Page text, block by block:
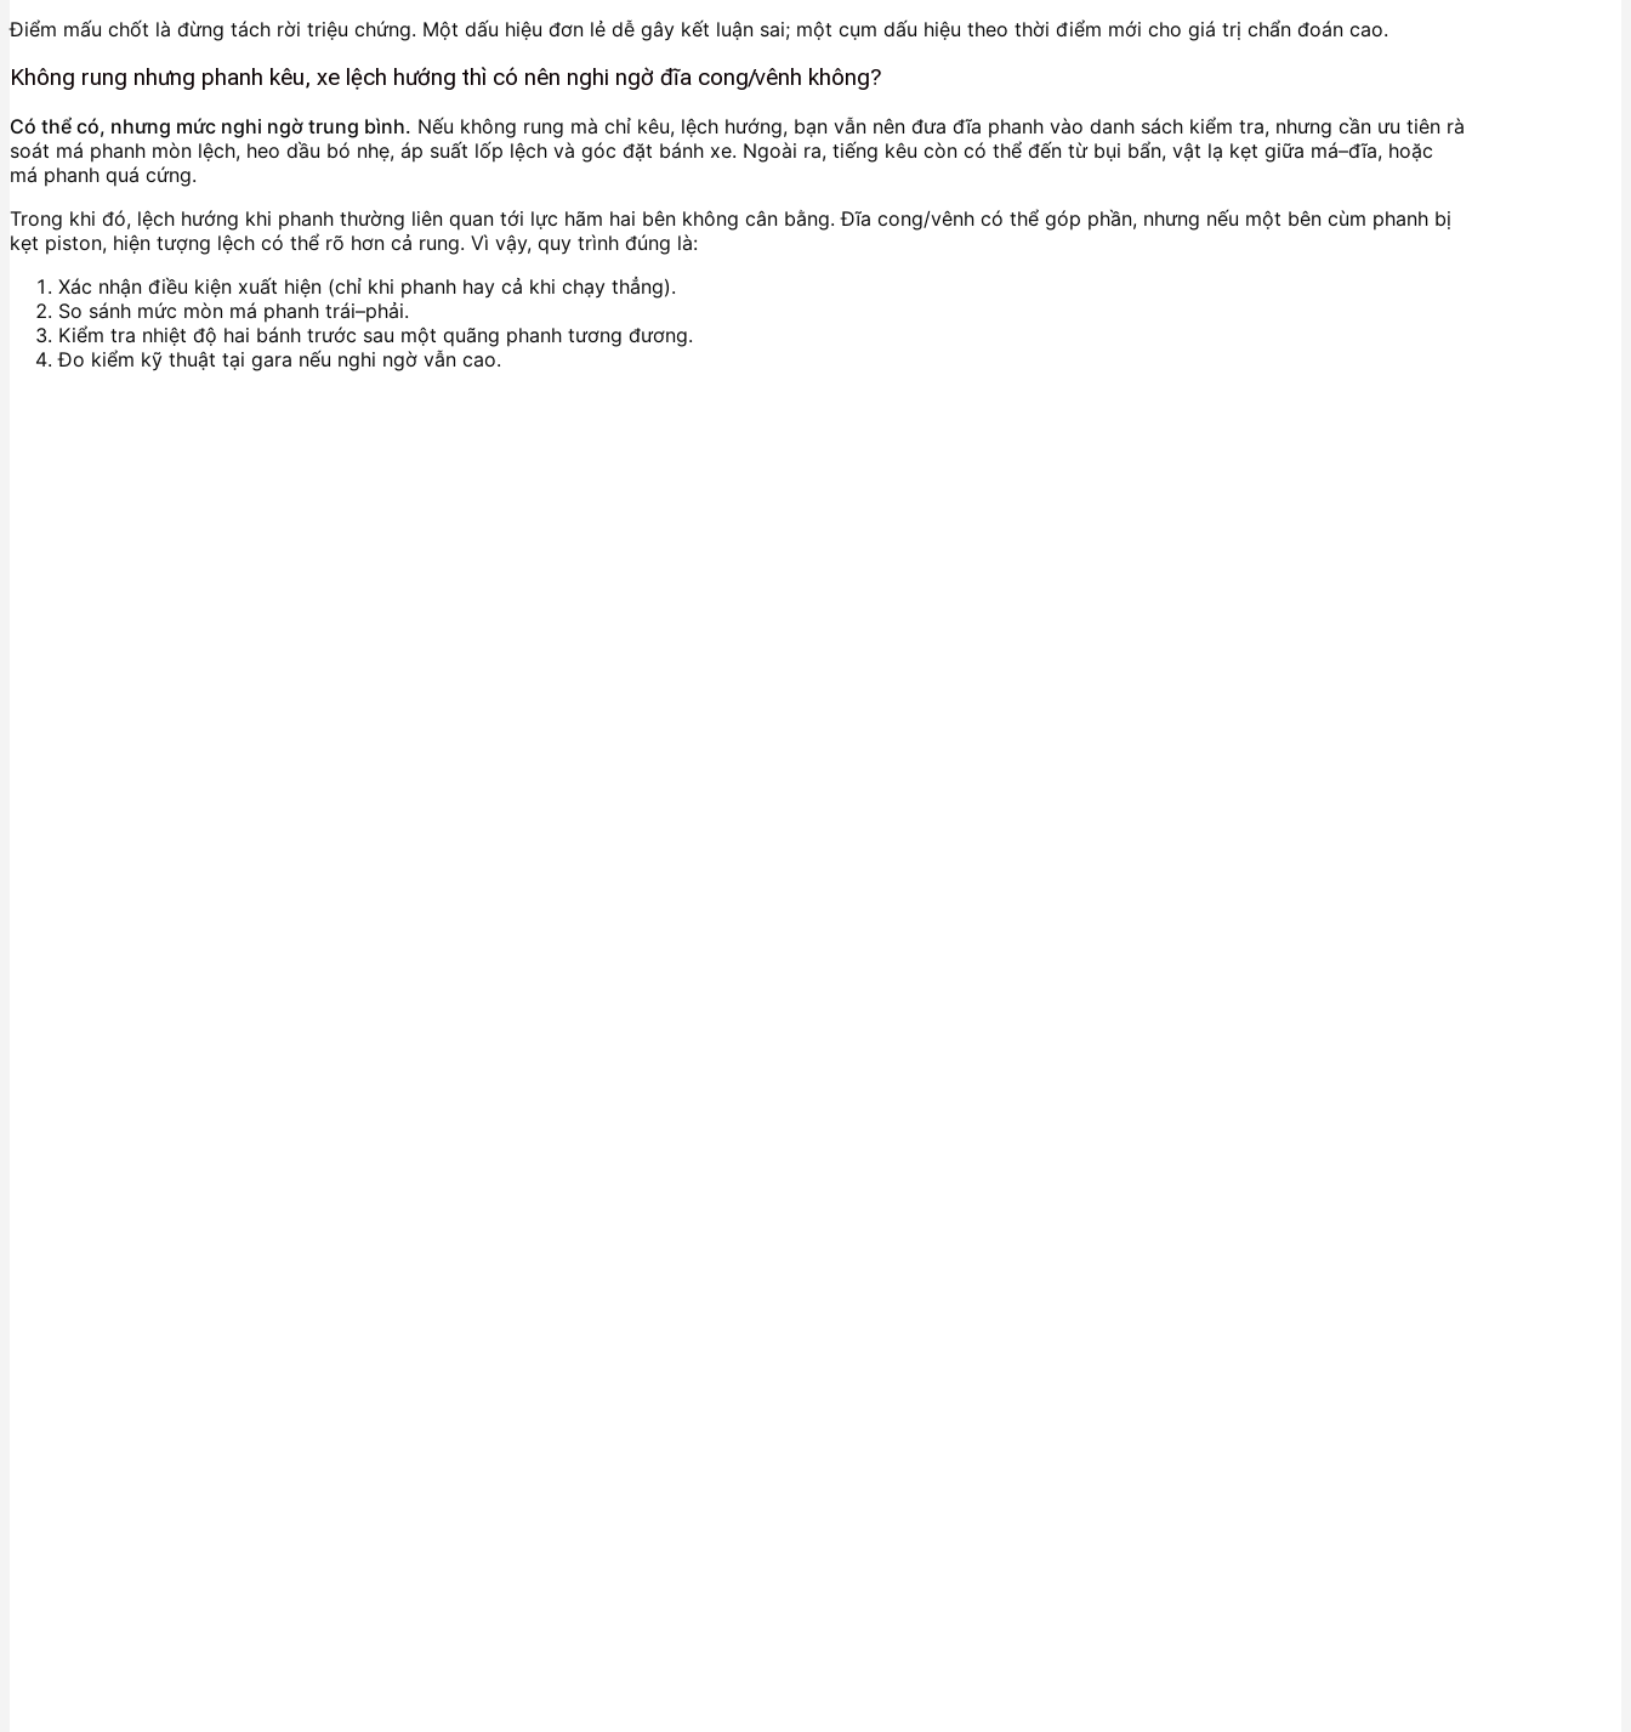
Điểm mấu chốt là đừng tách rời triệu chứng. Một dấu hiệu đơn lẻ dễ gây kết luận sai; một cụm dấu hiệu theo thời điểm mới cho giá trị chẩn đoán cao.
Không rung nhưng phanh kêu, xe lệch hướng thì có nên nghi ngờ đĩa cong/vênh không?
Có thể có, nhưng mức nghi ngờ trung bình. Nếu không rung mà chỉ kêu, lệch hướng, bạn vẫn nên đưa đĩa phanh vào danh sách kiểm tra, nhưng cần ưu tiên rà
soát má phanh mòn lệch, heo dầu bó nhẹ, áp suất lốp lệch và góc đặt bánh xe. Ngoài ra, tiếng kêu còn có thể đến từ bụi bẩn, vật lạ kẹt giữa má–đĩa, hoặc
má phanh quá cứng.
Trong khi đó, lệch hướng khi phanh thường liên quan tới lực hãm hai bên không cân bằng. Đĩa cong/vênh có thể góp phần, nhưng nếu một bên cùm phanh bị
kẹt piston, hiện tượng lệch có thể rõ hơn cả rung. Vì vậy, quy trình đúng là:
Xác nhận điều kiện xuất hiện (chỉ khi phanh hay cả khi chạy thẳng).
So sánh mức mòn má phanh trái–phải.
Kiểm tra nhiệt độ hai bánh trước sau một quãng phanh tương đương.
Đo kiểm kỹ thuật tại gara nếu nghi ngờ vẫn cao.